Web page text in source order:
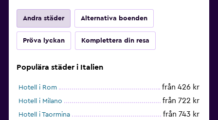
Andra städer Alternativa boenden
Pröva lyckan Komplettera din resa
Populära städer i Italien
Hotell i Rom från 426 kr
Hotell i Milano från 722 kr
Hotell i Taormina från 743 kr